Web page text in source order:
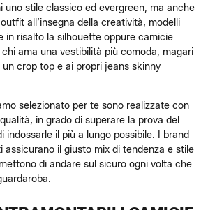
uno stile classico ed evergreen, ma anche
all’insegna della creatività, modelli
in risalto la silhouette oppure camicie
ama una vestibilità più comoda, magari
crop top e ai propri jeans skinny
selezionato per te sono realizzate con
in grado di superare la prova del
indossarle il più a lungo possibile. I brand
assicurano il giusto mix di tendenza e stile
di andare sul sicuro ogni volta che